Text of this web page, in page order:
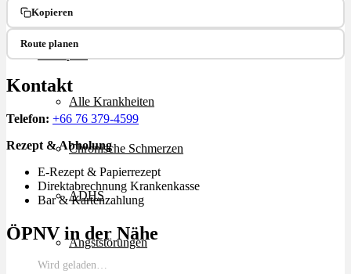
Ablauf
Alle Krankheiten
Chronische Schmerzen
ADHS
Angststörungen
Kopieren
Route planen
Kontakt
Telefon: +66 76 379-4599
Rezept & Abholung
E-Rezept & Papierrezept
Direktabrechnung Krankenkasse
Bar & Kartenzahlung
ÖPNV in der Nähe
Wird geladen…